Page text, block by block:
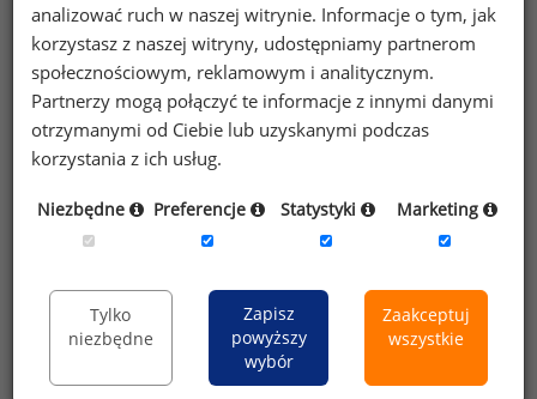
Zapisz się do newslettera!
Wyrażam zgodę na przetwarzanie moich
formularzu przez Sedlak Sedlak sp. z o.o.
newsletter’a portalu wynagrodzenia.pl.
Wyrażam zgodę na przesyłanie na podany
adres e-mail ofert handlowych oraz
informacji marketingowych. Oświadczam,
analizować ruch w naszej witrynie. Informacje o tym, jak
korzystasz z naszej witryny, udostępniamy partnerom
społecznościowym, reklamowym i analitycznym.
Partnerzy mogą połączyć te informacje z innymi danymi
otrzymanymi od Ciebie lub uzyskanymi podczas
korzystania z ich usług.
Niezbędne Preferencje Statystyki Marketing
Tylko
niezbędne
Zapisz
powyższy
wybór
Zaakceptuj
wszystkie